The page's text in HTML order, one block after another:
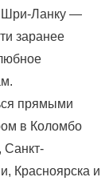
Шри-Ланку —
заранее
прямыми
в Коломбо
Санкт-
Красноярска и